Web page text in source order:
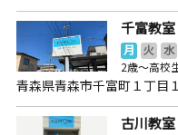
千富教室
月 火 水
2歳～高校
青森県青森市千富町１丁目
古川教室